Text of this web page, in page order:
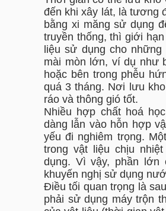
đến khi xây lát, là tương
bằng xi măng sử dụng
truyền thống, thì giới
liệu sử dụng cho
mài mòn lớn, ví dụ như
hoặc bên trong phễu
quá 3 tháng. Nơi lưu
ráo và thông gió tốt.
Nhiều hợp chất hoá
dàng lẫn vào hỗn hợp
yếu đi nghiêm trọng.
trong vật liệu chịu
dụng. Vì vậy, phần lớn
khuyến nghị sử dụng
Điều tối quan trọng là
phải sử dụng máy trộn